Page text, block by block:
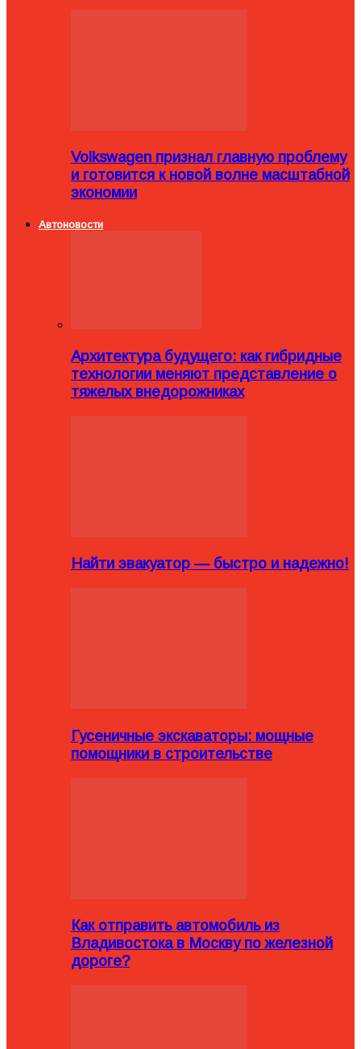
Volkswagen признал главную проблему
и готовится к новой волне масштабной
экономии
Автоновости
Архитектура будущего: как гибридные
технологии меняют представление о
тяжелых внедорожниках
Найти эвакуатор — быстро и надежно!
Гусеничные экскаваторы: мощные
помощники в строительстве
Как отправить автомобиль из
Владивостока в Москву по железной
дороге?